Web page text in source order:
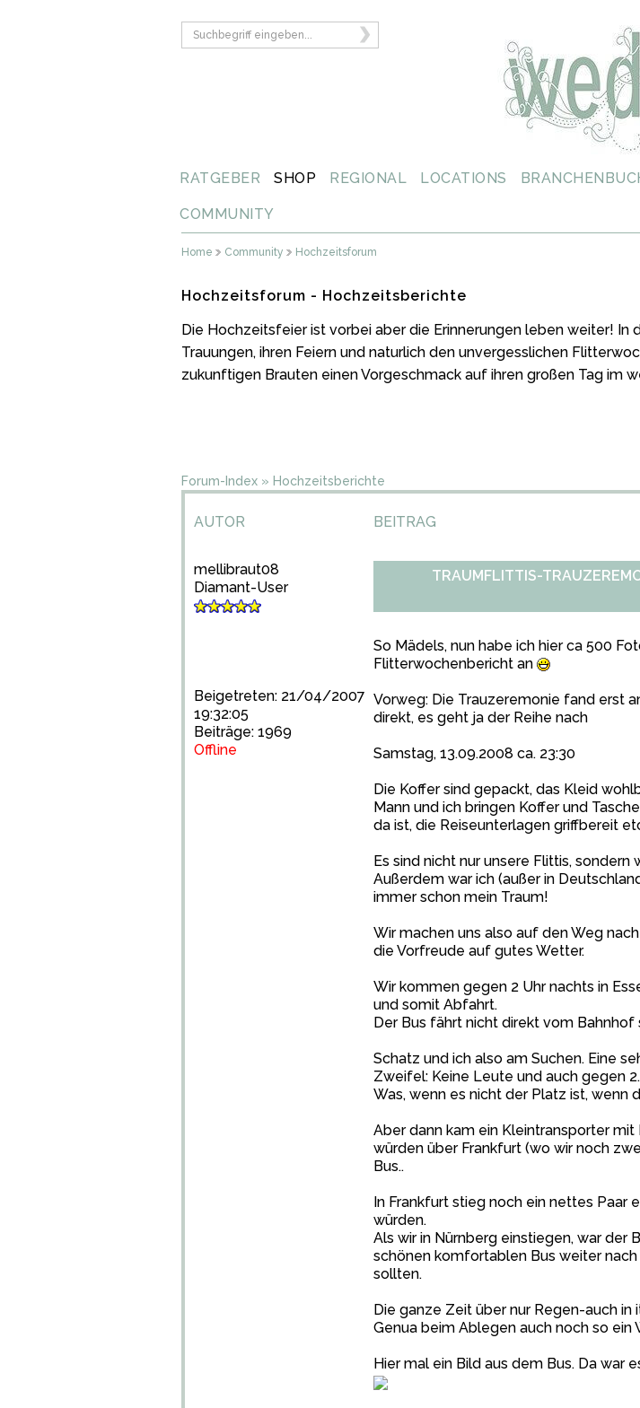
RATGEBER SHOP REGIONAL LOCATIONS
COMMUNITY
Home Community Hochzeitsforum
Hochzeitsforum - Hochzeitsberichte
Die Hochzeitsfeier ist vorbei aber die Erinnerungen leben weiter!
Trauungen, ihren Feiern und naturlich den unvergesslichen
zukunftigen Brauten einen Vorgeschmack auf ihren großen Tag im
Forum-Index » Hochzeitsberichte
AUTOR BEITRAG
mellibraut08
Diamant-User
Beigetreten: 21/04/2007
19:32:05
Beiträge: 1969
Offline
TRAUMFLITTIS-
So Mädels, nun habe ich hier ca 500
Flitterwochenbericht an
Vorweg: Die Trauzeremonie fand erst
direkt, es geht ja der Reihe nach
Samstag, 13.09.2008 ca. 23:30
Die Koffer sind gepackt, das Kleid
Mann und ich bringen Koffer und
da ist, die Reiseunterlagen griffbereit
Es sind nicht nur unsere Flittis,
Außerdem war ich (außer in
immer schon mein Traum!
Wir machen uns also auf den Weg
die Vorfreude auf gutes Wetter.
Wir kommen gegen 2 Uhr nachts in
und somit Abfahrt.
Der Bus fährt nicht direkt vom
Schatz und ich also am Suchen. Eine
Zweifel: Keine Leute und auch gegen
Was, wenn es nicht der Platz ist, wenn
Aber dann kam ein Kleintransporter
würden über Frankfurt (wo wir noch
Bus..
In Frankfurt stieg noch ein nettes Paar
würden.
Als wir in Nürnberg einstiegen, war der
schönen komfortablen Bus weiter
sollten.
Die ganze Zeit über nur Regen-auch in
Genua beim Ablegen auch noch so ein
Hier mal ein Bild aus dem Bus. Da war